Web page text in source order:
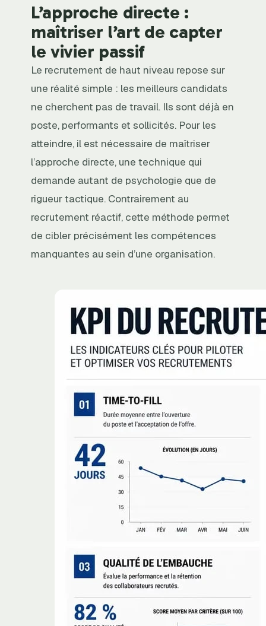
L’approche directe :
maîtriser l’art de capter
le vivier passif
Le recrutement de haut niveau repose sur
une réalité simple : les meilleurs candidats
ne cherchent pas de travail. Ils sont déjà en
poste, performants et sollicités. Pour les
atteindre, il est nécessaire de maîtriser
l’approche directe, une technique qui
demande autant de psychologie que de
rigueur tactique. Contrairement au
recrutement réactif, cette méthode permet
de cibler précisément les compétences
manquantes au sein d’une organisation.